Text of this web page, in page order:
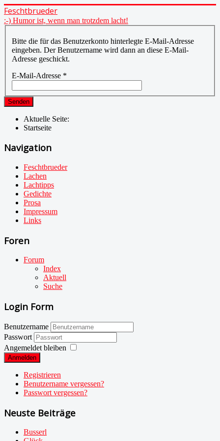
Feschtbrueder
:-) Humor ist, wenn man trotzdem lacht!
Bitte die für das Benutzerkonto hinterlegte E-Mail-Adresse
eingeben. Der Benutzername wird dann an diese E-Mail-
Adresse geschickt.
E-Mail-Adresse *
Senden
Aktuelle Seite:
Startseite
Navigation
Feschtbrueder
Lachen
Lachtipps
Gedichte
Prosa
Impressum
Links
Foren
Forum
Index
Aktuell
Suche
Login Form
Benutzername
Passwort
Angemeldet bleiben
Anmelden
Registrieren
Benutzername vergessen?
Passwort vergessen?
Neuste Beiträge
Busserl